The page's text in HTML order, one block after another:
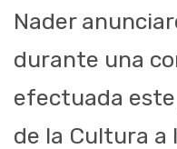
Nader
durante una
efectuada este
de la Cultura a